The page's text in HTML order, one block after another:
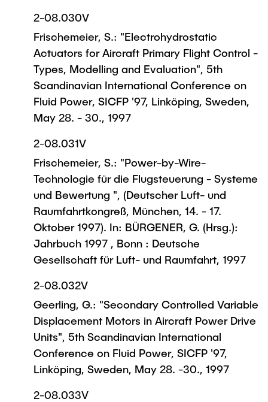
2-08.030V
Frischemeier, S.: "Electrohydrostatic
Actuators for Aircraft Primary Flight Control -
Types, Modelling and Evaluation", 5th
Scandinavian International Conference on
Fluid Power, SICFP '97, Linköping, Sweden,
May 28. - 30., 1997
2-08.031V
Frischemeier, S.: "Power-by-Wire-
Technologie für die Flugsteuerung - Systeme
und Bewertung ", (Deutscher Luft- und
Raumfahrtkongreß, München, 14. - 17.
Oktober 1997). In: BÜRGENER, G. (Hrsg.):
Jahrbuch 1997 , Bonn : Deutsche
Gesellschaft für Luft- und Raumfahrt, 1997
2-08.032V
Geerling, G.: "Secondary Controlled Variable
Displacement Motors in Aircraft Power Drive
Units", 5th Scandinavian International
Conference on Fluid Power, SICFP '97,
Linköping, Sweden, May 28. -30., 1997
2-08.033V